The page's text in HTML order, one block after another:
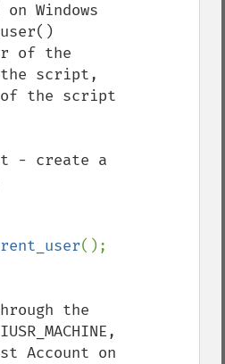
Windows
of the
the script,
of the script
- create a
the
Account on